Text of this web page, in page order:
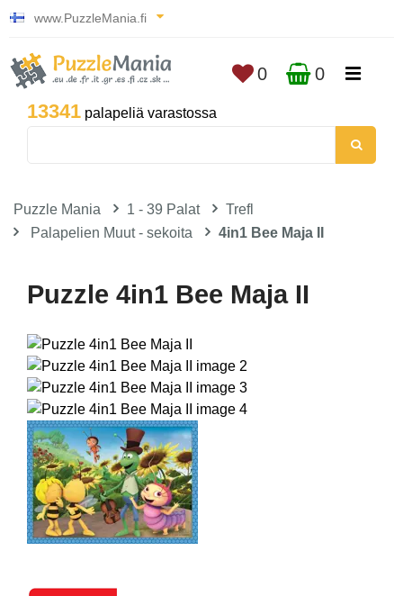
www.PuzzleMania.fi
13341 palapeliä varastossa
0 0
Puzzle Mania 1 - 39 Palat
Trefl
Palapelien Muut - sekoita
4in1 Bee Maja II
Puzzle 4in1 Bee Maja II